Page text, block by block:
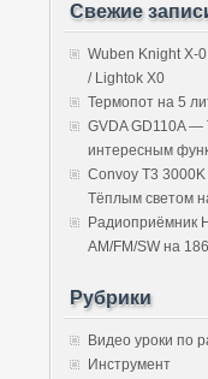
Свежие
Wuben Knight X-
/ Lightok X0
Термопот на 5
GVDA GD110A —
интересным
Convoy T3
Тёплым светом
Радиоприёмник
AM/FM/SW на
Рубрики
Видео уроки по
Инструмент